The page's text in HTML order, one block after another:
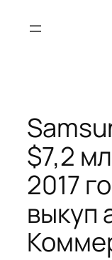
$7,2
2017
выкуп